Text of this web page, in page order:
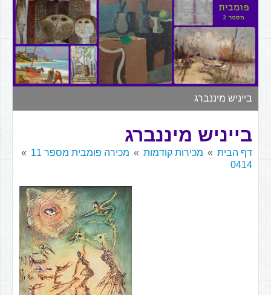
▼
▼
▼
בייניש מיננברג
בייניש מיננברג
דף הבית מכירות קודמות
מכירה פומבית מספר 11
0414